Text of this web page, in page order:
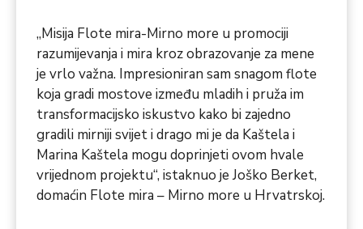
„Misija Flote mira-Mirno more u promociji
razumijevanja i mira kroz obrazovanje za mene
je vrlo važna. Impresioniran sam snagom flote
koja gradi mostove između mladih i pruža im
transformacijsko iskustvo kako bi zajedno
gradili mirniji svijet i drago mi je da Kaštela i
Marina Kaštela mogu doprinjeti ovom hvale
vrijednom projektu“, istaknuo je Joško Berket,
domaćin Flote mira – Mirno more u Hrvatrskoj.